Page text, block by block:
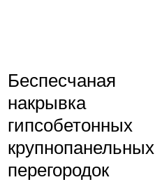
Беспесчаная
накрывка
гипсобетонных
крупнопанельных
перегородок